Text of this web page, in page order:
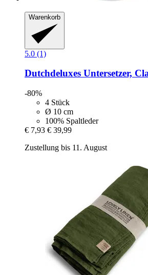
Warenkorb
5.0 (1)
Dutchdeluxes Untersetzer,
-80%
4 Stück
Ø 10 cm
100% Spaltleder
€ 7,93 € 39,99
Zustellung bis 11. August